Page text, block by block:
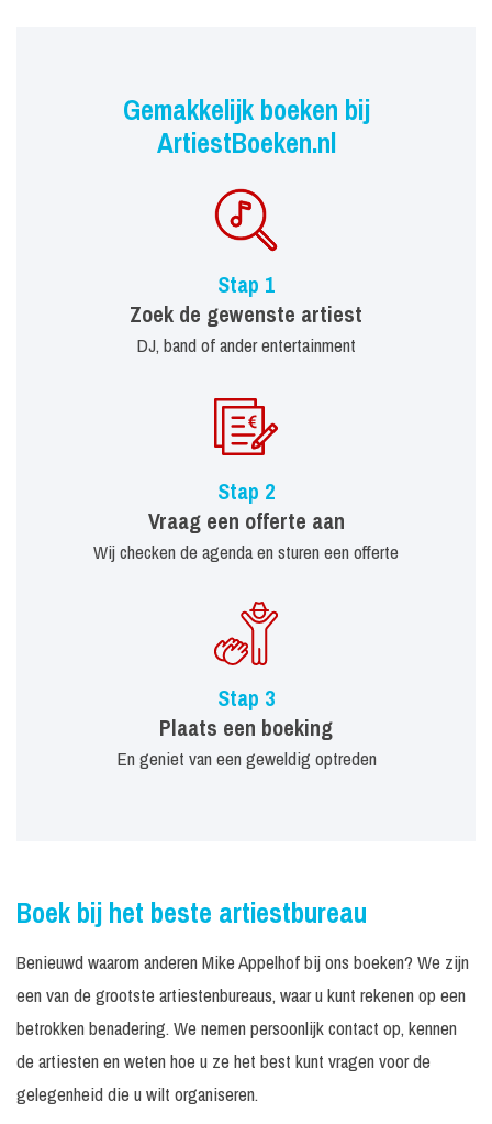
Gemakkelijk boeken bij
ArtiestBoeken.nl
Stap 1
Zoek de gewenste artiest
DJ, band of ander entertainment
Stap 2
Vraag een offerte aan
Wij checken de agenda en sturen een offerte
Stap 3
Plaats een boeking
En geniet van een geweldig optreden
Boek bij het beste artiestbureau
Benieuwd waarom anderen Mike Appelhof bij ons boeken? We zijn
een van de grootste artiestenbureaus, waar u kunt rekenen op een
betrokken benadering. We nemen persoonlijk contact op, kennen
de artiesten en weten hoe u ze het best kunt vragen voor de
gelegenheid die u wilt organiseren.